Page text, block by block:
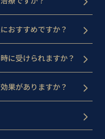
おすすめですか？
に受けられますか？
果がありますか？